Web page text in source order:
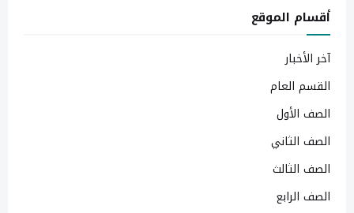
أقسام الموقع
آخر الأخبار
القسم العام
الصف الأول
الصف الثاني
الصف الثالث
الصف الرابع